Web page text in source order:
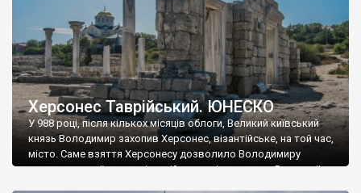
Херсонес Таврійський. ЮНЕСКО
У 988 році, після кількох місяців облоги, Великий київський
князь Володимир захопив Херсонес, візантійське, на той час,
місто. Саме взяття Херсонесу дозволило Володимиру
диктувати свої умови візантійському імператору Василю ІІ, та